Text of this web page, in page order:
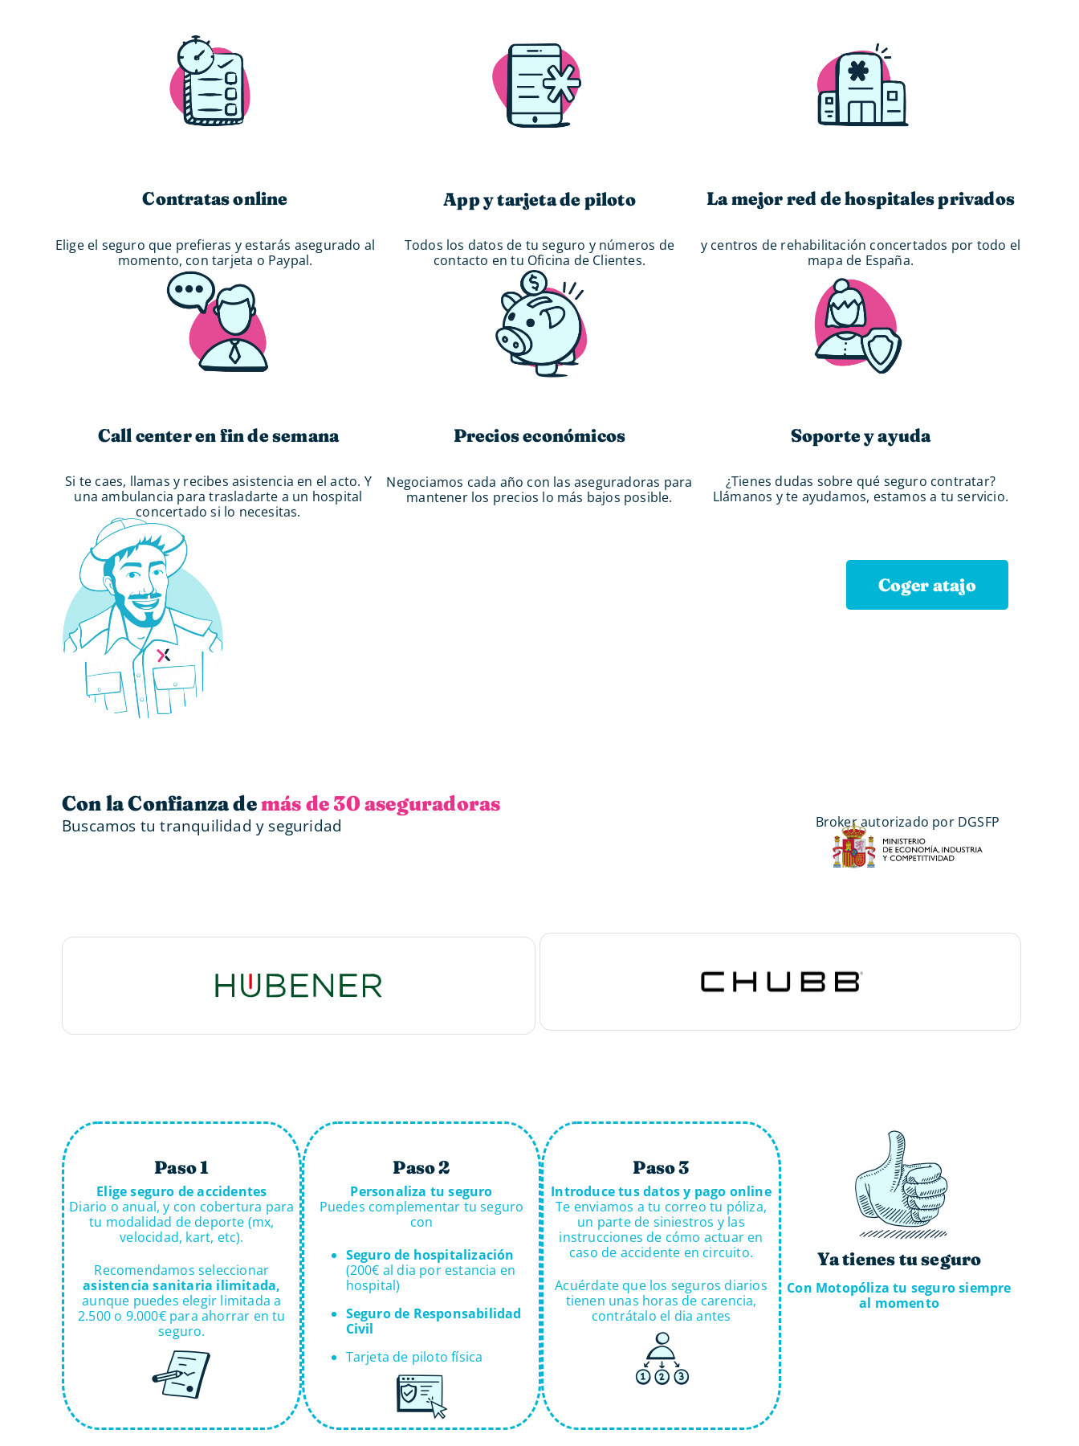
Contratas online
Elige el seguro que prefieras y estarás asegurado al
momento, con tarjeta o Paypal.
Call center en fin de semana
Si te caes, llamas y recibes asistencia en el acto. Y
una ambulancia para trasladarte a un hospital
concertado si lo necesitas.
App y tarjeta de piloto
Todos los datos de tu seguro y números de
contacto en tu Oficina de Clientes.
Precios económicos
Negociamos cada año con las aseguradoras para
mantener los precios lo más bajos posible.
La mejor red de hospitales privados
y centros de rehabilitación concertados por todo el
mapa de España.
Soporte y ayuda
¿Tienes dudas sobre qué seguro contratar?
Llámanos y te ayudamos, estamos a tu servicio.
Coger atajo
Con la Confianza demás de 30 aseguradoras
Buscamos tu tranquilidad y seguridad Broker autorizado por DGSFP
Paso 1
Elige seguro de accidentes
Diario o anual, y con cobertura para
tu modalidad de deporte (mx,
velocidad, kart, etc).
Recomendamos seleccionar
asistencia sanitaria ilimitada,
aunque puedes elegir limitada a
2.500 o 9.000€ para ahorrar en tu
seguro.
Paso 2
Personaliza tu seguro
Puedes complementar tu seguro
con
Seguro de hospitalización
(200€ al dia por estancia en
hospital)
Seguro de Responsabilidad
Civil
Tarjeta de piloto física
Paso 3
Introduce tus datos y pago online
Te enviamos a tu correo tu póliza,
un parte de siniestros y las
instrucciones de cómo actuar en
caso de accidente en circuito.
Acuérdate que los seguros diarios
tienen unas horas de carencia,
contrátalo el dia antes
Ya tienes tu seguro
Con Motopóliza tu seguro siempre
al momento